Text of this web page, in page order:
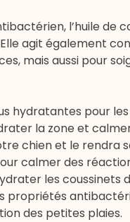
l’huile de
agit également
mais aussi pour
hydratantes pour
la zone et
chien et le rendra
calmer des
les
propriétés
des petites plaies.